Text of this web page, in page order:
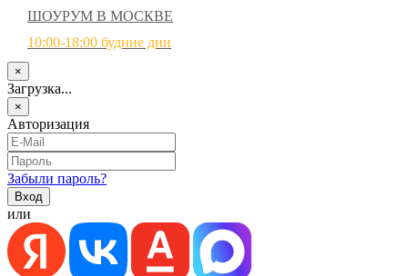
ШОУРУМ В МОСКВЕ
10:00-18:00 будние дни
×
Загрузка...
×
Авторизация
Забыли пароль?
или